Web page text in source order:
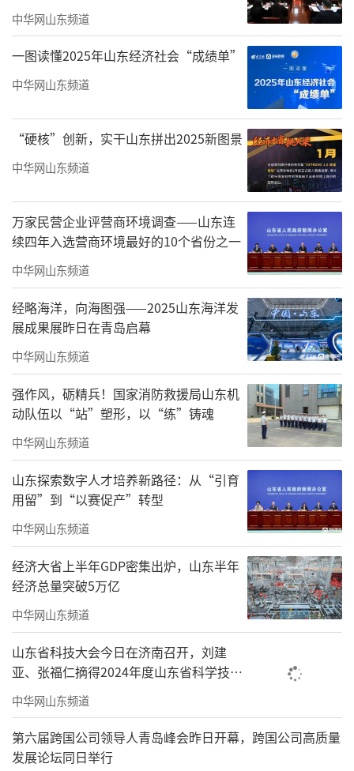
茶业口镇的樱桃种植历史可追溯至300多年
前，是当地知名的“樱桃之乡”。目前，全镇
樱桃种植户超过330户，种植面积达1.2万余
亩，形成了以中华小樱桃、美早、黄蜜等为代
表的多元化品种体系。每到采摘季，这里不仅
是游客的乐园，也吸引着全国各地的批发商。
樱桃批发商曲华告诉记者：“这里樱桃种类
多、品相好，我们批发都来这儿。好的市场价
能到20元左右，线上线下销往山东各地以及江
苏、上海、北京等地，行情特别好。”
中华网山东频道
一图读懂2025年山东经济社会“成绩单”
中华网山东频道
“硬核”创新，实干山东拼出2025新图景
中华网山东频道
万家民营企业评营商环境调查——山东连
续四年入选营商环境最好的10个省份之一
中华网山东频道
经略海洋，向海图强——2025山东海洋发
展成果展昨日在青岛启幕
中华网山东频道
强作风，砺精兵！国家消防救援局山东机
动队伍以“站”塑形，以“练”铸魂
中华网山东频道
山东探索数字人才培养新路径：从“引育
用留”到“以赛促产”转型
中华网山东频道
经济大省上半年GDP密集出炉，山东半年
经济总量突破5万亿
中华网山东频道
山东省科技大会今日在济南召开，刘建
亚、张福仁摘得2024年度山东省科学技术
奖最高奖！
中华网山东频道
第六届跨国公司领导人青岛峰会昨日开幕，跨国公司高质量
发展论坛同日举行